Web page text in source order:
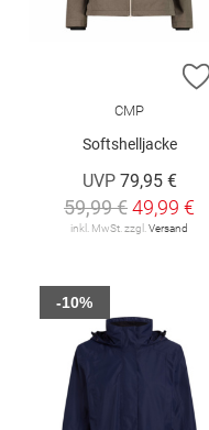
CMP
Softshelljacke
UVP 79,95 €
59,99 €49,99 €
inkl. MwSt. zzgl. Versand
-10%